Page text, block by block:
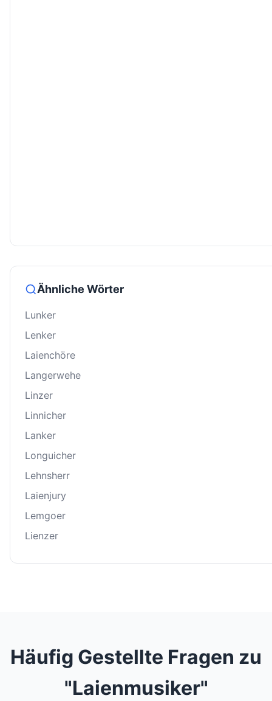
Ähnliche Wörter
Lunker
Lenker
Laienchöre
Langerwehe
Linzer
Linnicher
Lanker
Longuicher
Lehnsherr
Laienjury
Lemgoer
Lienzer
Häufig Gestellte Fragen zu
"Laienmusiker"